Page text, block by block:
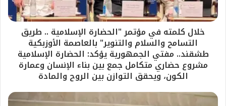
خلال كلمته في مؤتمر "الحضارة الإسلامية .. طريق
التسامح والسلام والتنوير" بالعاصمة الأوزبكية
طشقند.. مفتي الجمهورية يؤكد: الحضارة الإسلامية
مشروع حضاري متكامل جمع بين بناء الإنسان وعمارة
الكون، ويحقق التوازن بين الروح والمادة